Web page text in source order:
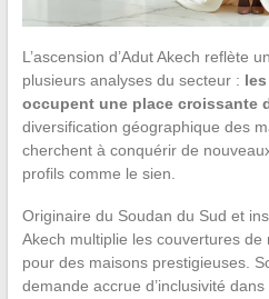
L’ascension d’Adut Akech reflète
plusieurs analyses du secteur :
occupent une place croissante
diversification géographique des
cherchent à conquérir de
profils comme le sien.
Originaire du Soudan du Sud et
Akech multiplie les couvertures
pour des maisons prestigieuses.
demande accrue d’inclusivité